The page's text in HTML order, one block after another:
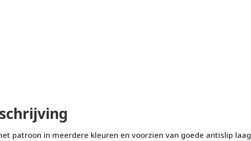
patroon in meerdere kleuren en voorzien van goede antislip laag